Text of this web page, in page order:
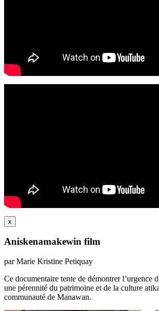
x
Aniskenamakewin film
par Marie Kristine Petiquay
Ce documentaire tente de démontrer l’urgence
une pérennité du patrimoine et de la culture
communauté de Manawan.